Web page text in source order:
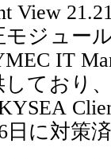
View
ジュー
IT
ており
日に対策